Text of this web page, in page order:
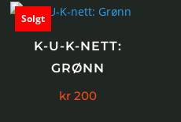
Solgt
K-U-K-NETT:
GRØNN
kr 200